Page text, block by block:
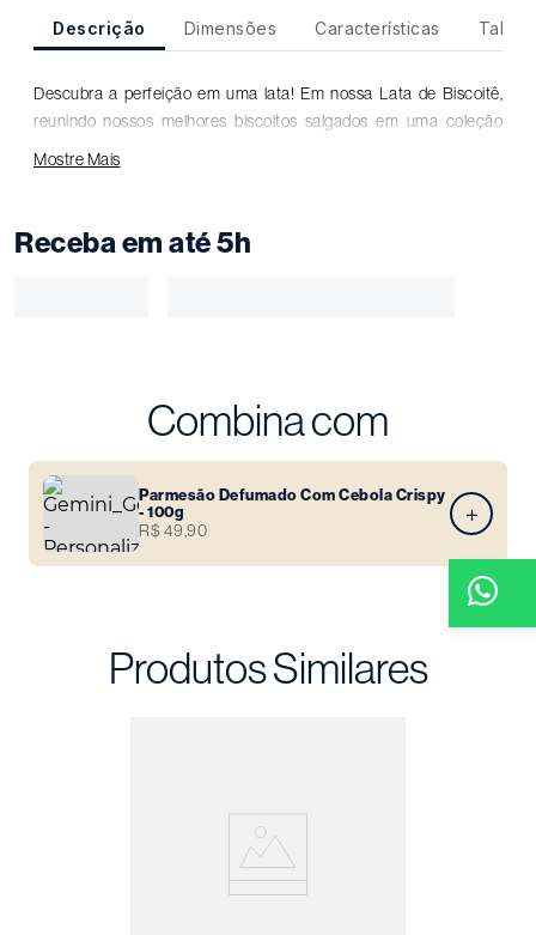
Descrição Dimensões Características
Descubra a perfeição em uma lata! Em nossa Lata de Biscoitê,
reunindo nossos melhores biscoitos salgados em uma coleção
encantadora. Saboreie o irresistível parmesão com alecrim, o
explosão de sabor do parmesão defumado com cebola crispy.
Uma experiência única, repleta de saboresinesquecíveis.
Mostre Mais
Receba em até 5h
Combina com
Parmesão Defumado Com Cebola Crispy
- 100g
R$ 49,90
Produtos Similares